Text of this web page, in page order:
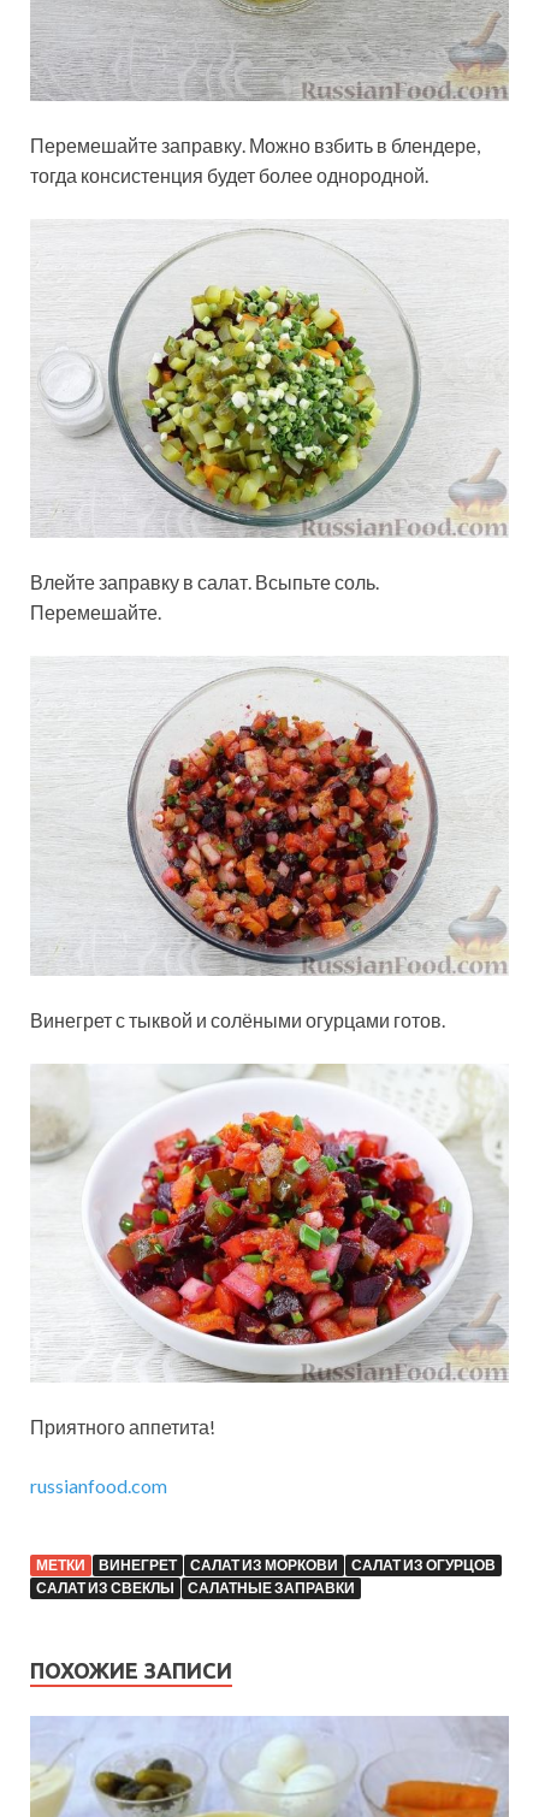
Перемешайте заправку. Можно взбить в блендере,
тогда консистенция будет более однородной.
Влейте заправку в салат. Всыпьте соль.
Перемешайте.
Винегрет с тыквой и солёными огурцами готов.
Приятного аппетита!
russianfood.com
МЕТКИ ВИНЕГРЕТ САЛАТ ИЗ МОРКОВИ
САЛАТ ИЗ ОГУРЦОВ
САЛАТ ИЗ СВЕКЛЫ
САЛАТНЫЕ ЗАПРАВКИ
ПОХОЖИЕ ЗАПИСИ